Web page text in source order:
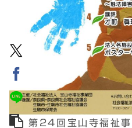
第24回宝山寺福祉